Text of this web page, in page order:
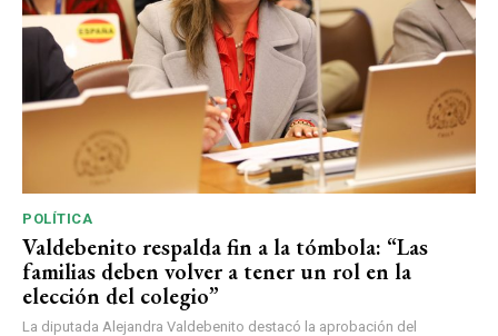
POLÍTICA
Valdebenito respalda fin a la tómbola: “Las
familias deben volver a tener un rol en la
elección del colegio”
La diputada Alejandra Valdebenito destacó la aprobación del